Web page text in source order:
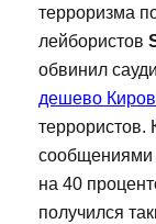
терроризма
лейбористов
обвинил
дешево
террористов.
сообщениями
на 40
получился